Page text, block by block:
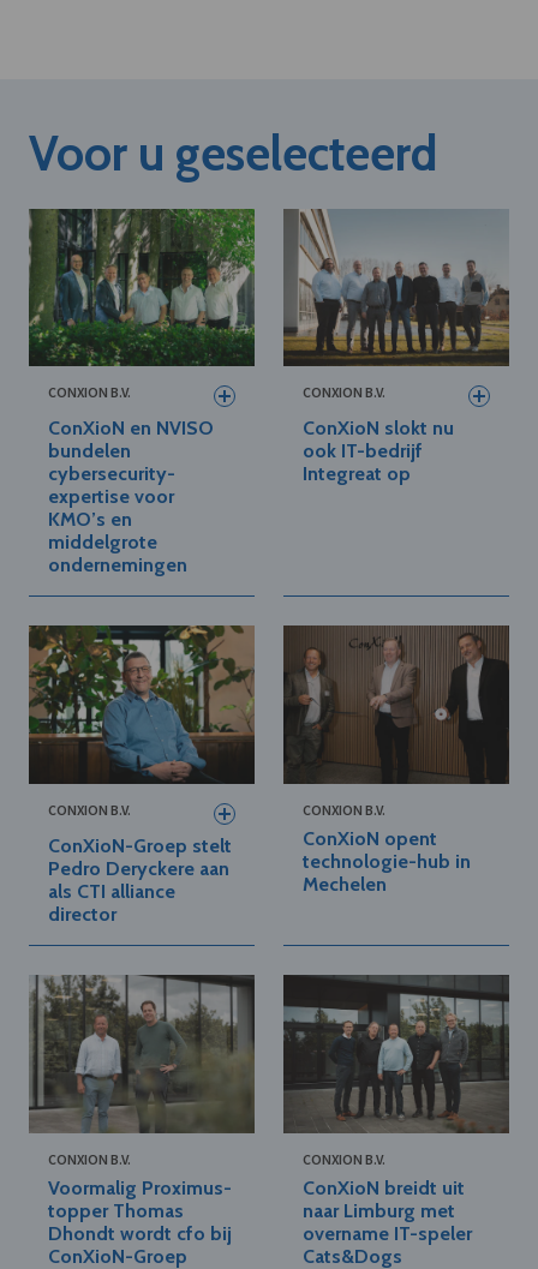
Voor u geselecteerd
CONXION B.V.
ConXioN en NVISO
bundelen
cybersecurity-
expertise voor
KMO’s en
middelgrote
ondernemingen
CONXION B.V.
ConXioN slokt nu
ook IT-bedrijf
Integreat op
CONXION B.V.
ConXioN-Groep stelt
Pedro Deryckere aan
als CTI alliance
director
CONXION B.V.
ConXioN opent
technologie-hub in
Mechelen
CONXION B.V.
Voormalig Proximus-
topper Thomas
Dhondt wordt cfo bij
ConXioN-Groep
CONXION B.V.
ConXioN breidt uit
naar Limburg met
overname IT-speler
Cats&Dogs